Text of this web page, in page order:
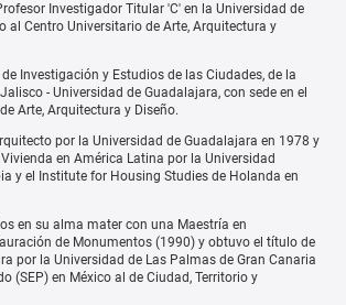
Investigador Titular 'C' en la Universidad de
al Centro Universitario de Arte, Arquitectura y
Investigación y Estudios de las Ciudades, de la
- Universidad de Guadalajara, con sede en el
Arte, Arquitectura y Diseño.
por la Universidad de Guadalajara en 1978 y
en América Latina por la Universidad
y el Institute for Housing Studies de Holanda en
en su alma mater con una Maestría en
de Monumentos (1990) y obtuvo el título de
por la Universidad de Las Palmas de Gran Canaria
(SEP) en México al de Ciudad, Territorio y